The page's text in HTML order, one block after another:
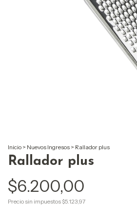
Inicio > Nuevos Ingresos > Rallador plus
Rallador plus
$6.200,00
Precio sin impuestos $5.123,97